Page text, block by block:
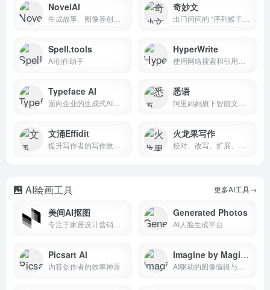
NovelAI
生成故事、图像等创意内容
奇妙文
出门问问的 “序列猴子” 大模型开发
Spell.tools
AI创作助手
HyperWrite
使用网络搜索和引用的AI写作
Typeface AI
面向企业的生成式AI平台
悉语
阿里妈妈旗下智能文案生成工具
文涌Effidit
提升写作者的写作效率和创作体验
火龙果写作
校对、改写、扩展、翻译
AI绘画工具 更多AI工具→
美间AI抠图
专注于家居设计营销谈单的网站
Generated Photos
AI人脸生成平台
Picsart Al
内容创作者的效率神器
Imagine by Magic Studio
AI驱动的图像编辑与生成工具